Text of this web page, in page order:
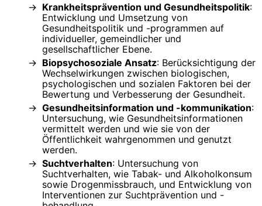
Krankheitsprävention und Gesundheitspolitik:
Entwicklung und Umsetzung von
Gesundheitspolitik und -programmen auf
individueller, gemeindlicher und
gesellschaftlicher Ebene.
Biopsychosoziale Ansatz: Berücksichtigung der
Wechselwirkungen zwischen biologischen,
psychologischen und sozialen Faktoren bei der
Bewertung und Verbesserung der Gesundheit.
Gesundheitsinformation und -kommunikation:
Untersuchung, wie Gesundheitsinformationen
vermittelt werden und wie sie von der
Öffentlichkeit wahrgenommen und genutzt
werden.
Suchtverhalten: Untersuchung von
Suchtverhalten, wie Tabak- und Alkoholkonsum
sowie Drogenmissbrauch, und Entwicklung von
Interventionen zur Suchtprävention und -